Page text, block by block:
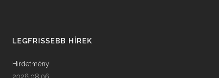
LEGFRISSEBB HÍREK
Hirdetmény